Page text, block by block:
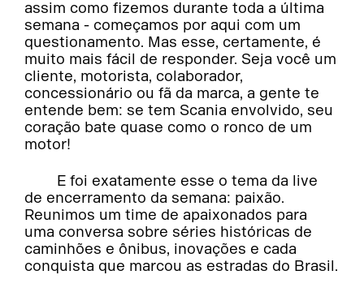
assim como fizemos durante toda a última
semana - começamos por aqui com um
questionamento. Mas esse, certamente, é
muito mais fácil de responder. Seja você um
cliente, motorista, colaborador,
concessionário ou fã da marca, a gente te
entende bem: se tem Scania envolvido, seu
coração bate quase como o ronco de um
motor!
E foi exatamente esse o tema da live
de encerramento da semana: paixão.
Reunimos um time de apaixonados para
uma conversa sobre séries históricas de
caminhões e ônibus, inovações e cada
conquista que marcou as estradas do Brasil.